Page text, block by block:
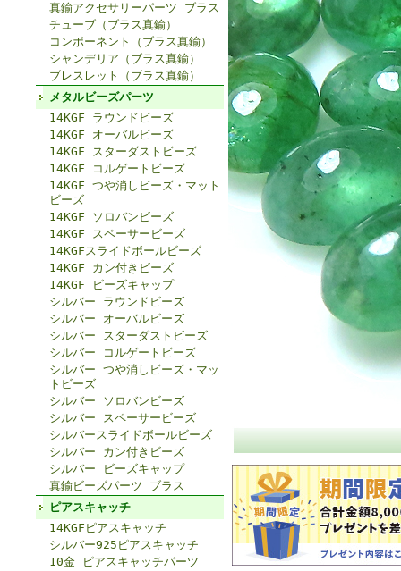
真鍮アクセサリーパーツ ブラス
チューブ（ブラス真鍮）
コンポーネント（ブラス真鍮）
シャンデリア（ブラス真鍮）
ブレスレット（ブラス真鍮）
メタルビーズパーツ
14KGF ラウンドビーズ
14KGF オーバルビーズ
14KGF スターダストビーズ
14KGF コルゲートビーズ
14KGF つや消しビーズ・マット
ビーズ
14KGF ソロバンビーズ
14KGF スペーサービーズ
14KGFスライドボールビーズ
14KGF カン付きビーズ
14KGF ビーズキャップ
シルバー ラウンドビーズ
シルバー オーバルビーズ
シルバー スターダストビーズ
シルバー コルゲートビーズ
シルバー つや消しビーズ・マッ
トビーズ
シルバー ソロバンビーズ
シルバー スペーサービーズ
シルバースライドボールビーズ
シルバー カン付きビーズ
シルバー ビーズキャップ
真鍮ビーズパーツ ブラス
ピアスキャッチ
14KGFピアスキャッチ
シルバー925ピアスキャッチ
10金 ピアスキャッチパーツ